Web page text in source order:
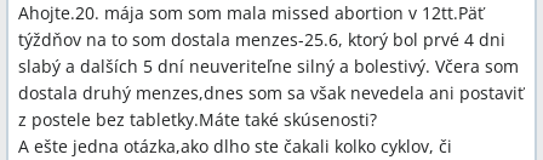
Ahojte.20. mája som som mala missed abortion v 12tt.Päť
týždňov na to som dostala menzes-25.6, ktorý bol prvé 4 dni
slabý a dalších 5 dní neuveriteľne silný a bolestivý. Včera som
dostala druhý menzes,dnes som sa však nevedela ani postaviť
z postele bez tabletky.Máte také skúsenosti?
A ešte jedna otázka,ako dlho ste čakali kolko cyklov, či